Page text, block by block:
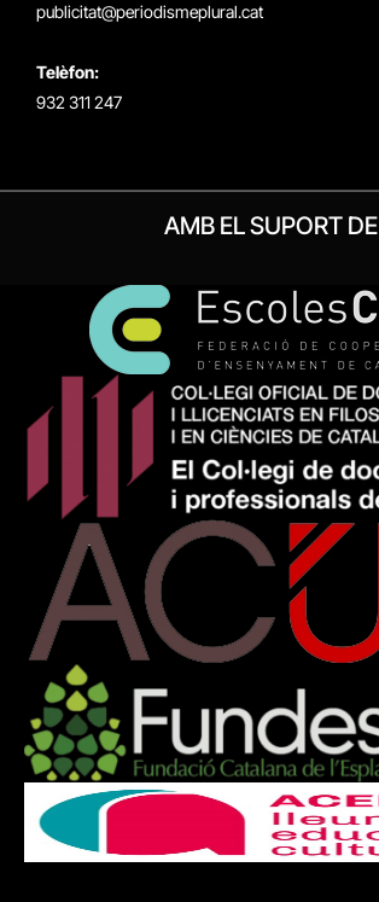
publicitat@periodismeplural.cat
Telèfon:
932 311 247
AMB EL SUPORT DE